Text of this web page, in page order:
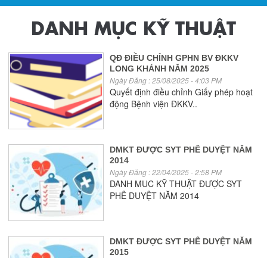
DANH MỤC KỸ THUẬT
QĐ ĐIỀU CHỈNH GPHN BV ĐKKV
LONG KHÁNH NĂM 2025
Ngày Đăng : 25/08/2025 - 4:03 PM
Quyết định điều chỉnh Giấy phép hoạt
động Bệnh viện ĐKKV..
DMKT ĐƯỢC SYT PHÊ DUYỆT NĂM
2014
Ngày Đăng : 22/04/2025 - 2:58 PM
DANH MUC KỸ THUẬT ĐƯỢC SYT
PHÊ DUYỆT NĂM 2014
DMKT ĐƯỢC SYT PHÊ DUYỆT NĂM
2015